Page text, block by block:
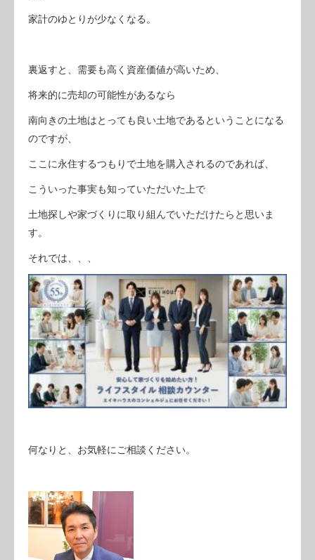
家計のゆとりが少なくなる。
裏返すと、需要も高く資産価値が高いため、
将来的に売却の可能性があるなら
南向きの土地はとっても良い土地であるということになる
のですが、
ここに永住するつもりで土地を購入されるのであれば、
こういった事実も知っていただいた上で
土地探しや家づくりに取り組んでいただけたらと思いま
す。
それでは、、、
何なりと、お気軽にご相談ください。